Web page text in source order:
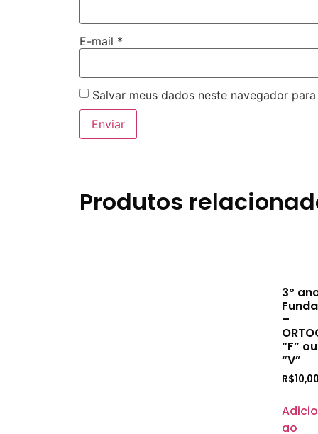
E-mail *
Salvar meus dados neste navegador
Produtos
3º
–
“F” ou
“V”
R$10,00
ao